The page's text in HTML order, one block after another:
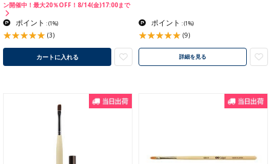
ン開催中！最大20％OFF！8/14(金)17:00まで
ポイント :(1%)
(3)
カートに入れる
ポイント :(1%)
(9)
詳細を見る